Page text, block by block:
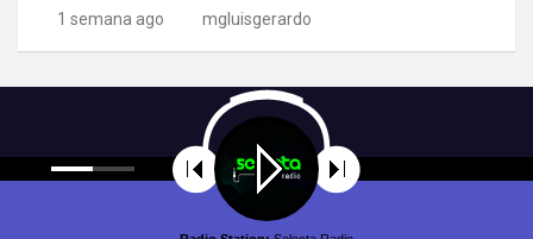
1 semana ago mgluisgerardo